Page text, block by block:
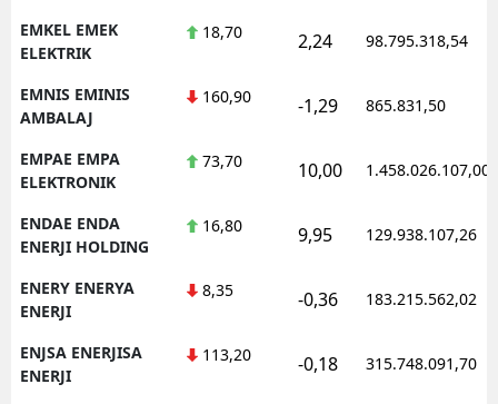
EMKEL EMEK
ELEKTRIK
18,70 2,24 98.795.318,54
EMNIS EMINIS
AMBALAJ
160,90 -1,29 865.831,50
EMPAE EMPA
ELEKTRONIK
73,70 10,00 1.458.026.107,00
ENDAE ENDA
ENERJI HOLDING
16,80 9,95 129.938.107,26
ENERY ENERYA
ENERJI
8,35 -0,36 183.215.562,02
ENJSA ENERJISA
ENERJI
113,20 -0,18 315.748.091,70